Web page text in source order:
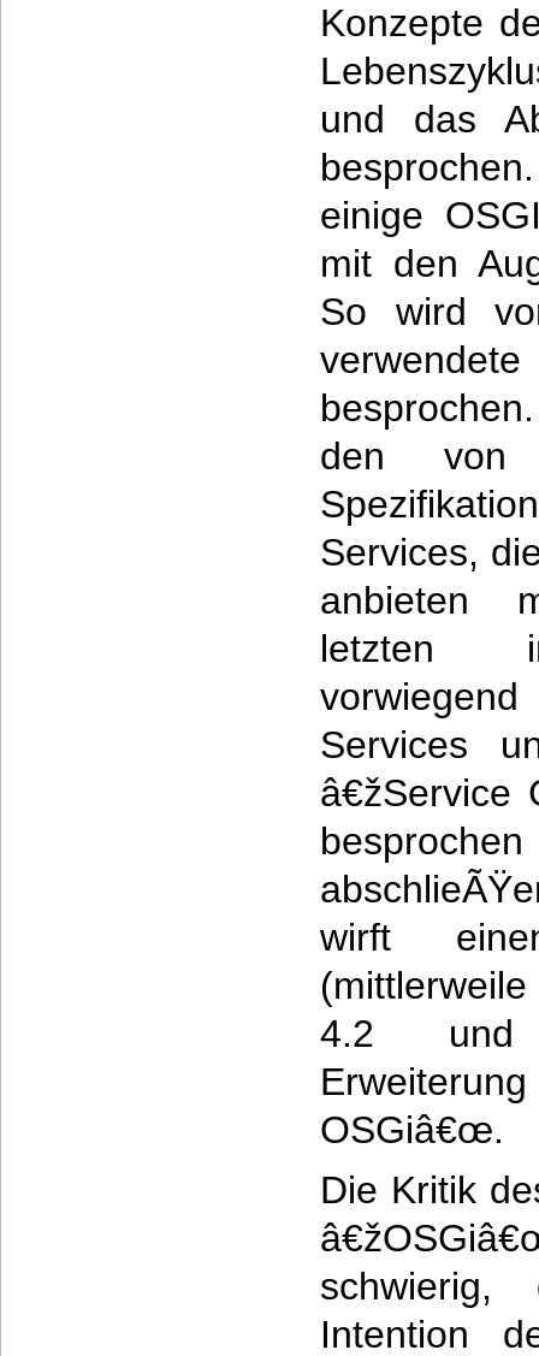
Konzepte
und das
einige
mit den
So wird
den von
Services,
anbieten
letzten
Services
â€žService
wirft
4.2 und
OSGiâ€œ.
Die Kritik
Intention